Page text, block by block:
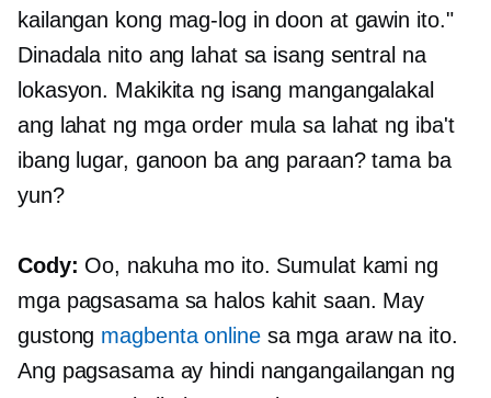
kailangan kong mag-log in doon at gawin ito."
Dinadala nito ang lahat sa isang sentral na
lokasyon. Makikita ng isang mangangalakal
ang lahat ng mga order mula sa lahat ng iba't
ibang lugar, ganoon ba ang paraan? tama ba
yun?
Cody: Oo, nakuha mo ito. Sumulat kami ng
mga pagsasama sa halos kahit saan. May
gustong magbenta onlinesa mga araw na ito.
Ang pagsasama ay hindi nangangailangan ng